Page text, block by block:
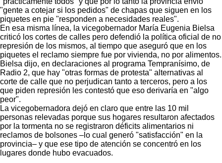
"gente a cotejar si los pedidos" de chapas que siguen en los
piquetes en pie "responden a necesidades reales".
En esa misma línea, la vicegobernador María Eugenia Bielsa
criticó los cortes de calles pero defendió la política oficial de no
represión de los mismos, al tiempo que aseguró que en los
piquetes el reclamo siempre fue por vivienda, no por alimentos.
Bielsa dijo, en declaraciones al programa Tempranísimo, de
Radio 2, que hay "otras formas de protesta" alternativas al
corte de calle que no perjudican tanto a terceros, pero a los
que piden represión les contestó que eso derivaría en "algo
peor".
La vicegobernadora dejó en claro que entre las 10 mil
personas relevadas porque sus hogares resultaron afectados
por la tormenta no se registraron déficits alimentarios ni
reclamos de bolsones –lo cual generó "satisfacción" en la
provincia– y que ese tipo de atención se concentró en los
lugares donde hubo evacuados.